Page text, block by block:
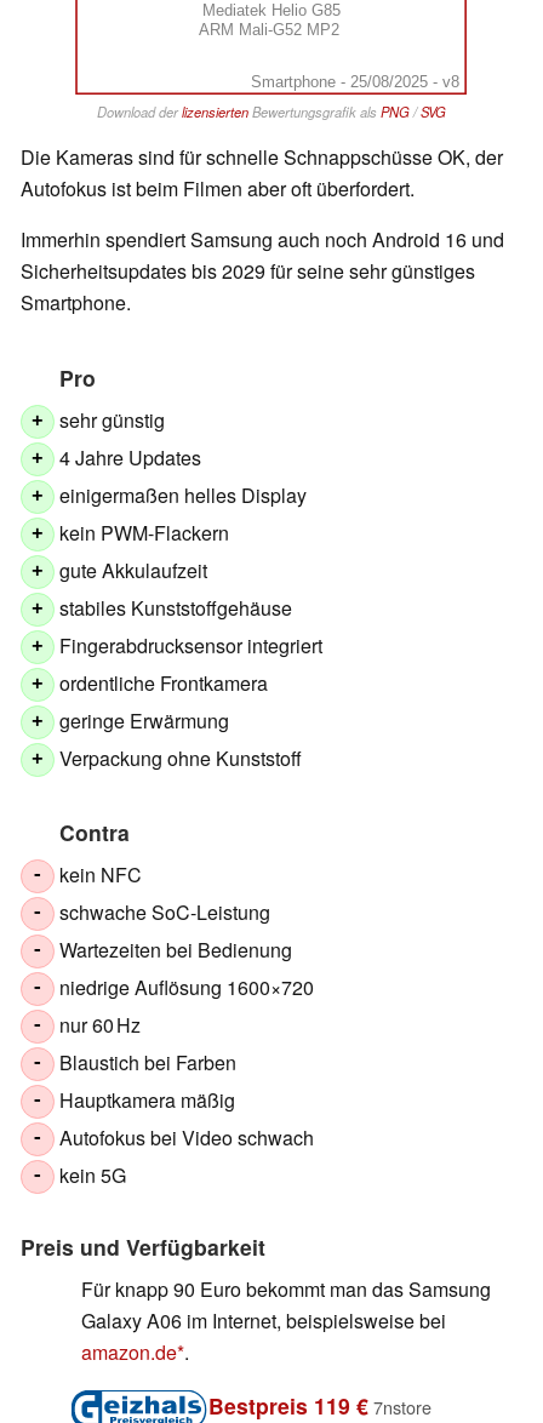
Mediatek Helio G85
ARM Mali-G52 MP2
Smartphone - 25/08/2025 - v8
Download derlizensiertenBewertungsgrafik als PNG/SVG
Die Kameras sind für schnelle Schnappschüsse OK, der
Autofokus ist beim Filmen aber oft überfordert.
Immerhin spendiert Samsung auch noch Android 16 und
Sicherheitsupdates bis 2029 für seine sehr günstiges
Smartphone.
Pro
+ sehr günstig
+ 4 Jahre Updates
+ einigermaßen helles Display
+ kein PWM-Flackern
+ gute Akkulaufzeit
+ stabiles Kunststoffgehäuse
+ Fingerabdrucksensor integriert
+ ordentliche Frontkamera
+ geringe Erwärmung
+ Verpackung ohne Kunststoff
Contra
- kein NFC
- schwache SoC‑Leistung
- Wartezeiten bei Bedienung
- niedrige Auflösung 1600×720
- nur 60 Hz
- Blaustich bei Farben
- Hauptkamera mäßig
- Autofokus bei Video schwach
- kein 5G
Preis und Verfügbarkeit
Für knapp 90 Euro bekommt man das Samsung
Galaxy A06 im Internet, beispielsweise bei
amazon.de .
Bestpreis 119 € 7nstore